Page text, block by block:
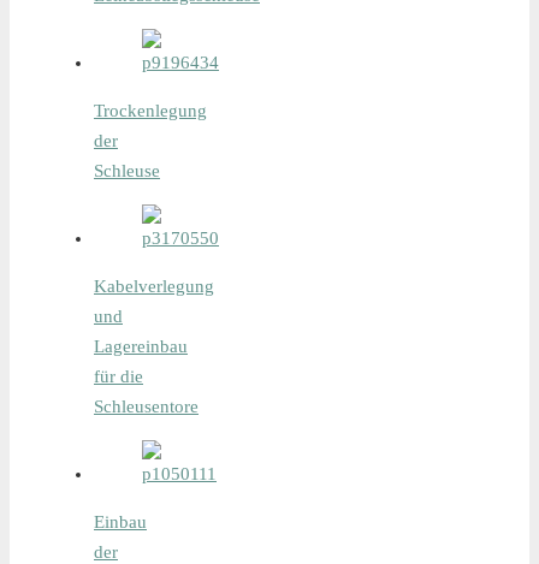
Entfernung
des
Stahlschotts
Trockenlegung
der
Schleuse
Kabelverlegung
und
Lagereinbau
für die
Schleusentore
Einbau
der